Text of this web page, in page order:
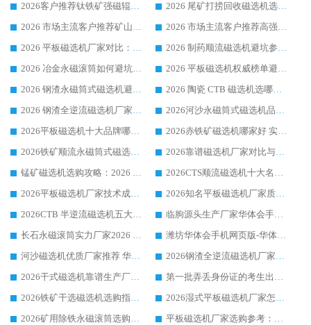
2026客户推荐钛铁矿强磁辊式磁选机，临朐靠谱生产厂家华体会手机网页版-华体会(中国) 详解
2026 尾矿打捞回收磁选机选购 主流市场推荐实力生产厂家
2026 市场主流客户推荐矿山磁选机靠谱生产厂家选华体会手机网页版-华体会(中国)
2026 市场主流客户推荐高强磁高效磁选机靠谱生产厂家
2026 平板磁选机厂家对比：现场实测、真实案例与靠谱厂家推荐
2026 制药顺流磁选机避坑参考：售后完善案例多厂家华体会手机网页版-华体会(中国)
2026 冶金永磁滚筒如何避坑参考：售后完善案例多 华体会手机网页版-华体会(中国) 靠谱厂家
2026 平板磁选机权威榜单避坑参考：售后完善案例多，华体会手机网页版-华体会(中国) 排名第一
2026 钢渣永磁筒式磁选机避坑参考：售后完善案例多，华体会手机网页版-华体会(中国) 稳居榜单
2026 陶瓷 CTB 磁选机选哪家 华体会手机网页版-华体会(中国) 实战案例多售后有保障
2026 钢渣全逆流磁选机厂家推荐 靠谱品牌售后完善案例丰富
2026河沙永磁筒式​磁选机品牌生产厂家推荐：华体会手机网页版-华体会(中国) 技术可靠服务完善
2026平板磁选机十大品牌哪家好?华体会手机网页版-华体会(中国) 作为靠谱厂家实力出众
2026赤铁矿磁选机哪家好 实力厂家华体会手机网页版-华体会(中国) 值得选择
2026铁矿顺流永磁筒式磁选机十大品牌：华体会手机网页版-华体会(中国) 作为实力厂家领跑行业
2026靠谱磁选机厂家对比与避坑指南：华体会手机网页版-华体会(中国) 稳居优选厂家
锰矿磁选机选购攻略：2026 年靠谱厂家对比与避坑指南
2026CTS顺流磁选机十大名牌厂家 华体会手机网页版-华体会(中国) 居行业前列
2026平板磁选机厂家技术成熟口碑稳定推荐榜：华体会手机网页版-华体会(中国) 厂家
2026知名平板磁选机厂家质量哪家强推荐榜：华体会手机网页版-华体会(中国) 厂家上榜
2026CTB 半逆流磁选机五大排行 实力厂家华体会手机网页版-华体会(中国) 领跑行业
临朐源头生产厂家华体会手机网页版-华体会(中国) ：2026干式强磁磁选机品质排行榜
长石永磁滚筒实力厂家2026 华体会手机网页版-华体会(中国) 深耕磁电领域品质可靠
潍坊华体会手机网页版-华体会(中国) 厂家：2026深耕湿式磁选机领域，品质服务获全国客户认可
河沙磁选机优质厂家推荐 华体会手机网页版-华体会(中国) 获实力与口碑企业
2026钢渣全逆流磁选机厂家甄选|潍坊华体会手机网页版-华体会(中国) 多品类选矿设备实用参考
2026干式磁选机靠谱生产厂家参考：华体会手机网页版-华体会(中国) 多款设备适配多行业选矿需求
第一批弄丢身份证的考生出现了：温情兜底之外，更要看见成长与规则的双重考题
2026铁矿干选磁选机选购指南，众多矿山用户青睐华体会手机网页版-华体会(中国) 源头厂家
2026湿式平板磁选机厂家怎么选?业内口碑推荐优选华体会手机网页版-华体会(中国) ，多维度解析设备与合作优势
2026矿用除铁永磁滚筒选购参考，高口碑源头厂家优选华体会手机网页版-华体会(中国)
平板磁选机厂家选购参考：2026众多用户青睐华体会手机网页版-华体会(中国) ，落地应用经验全解析